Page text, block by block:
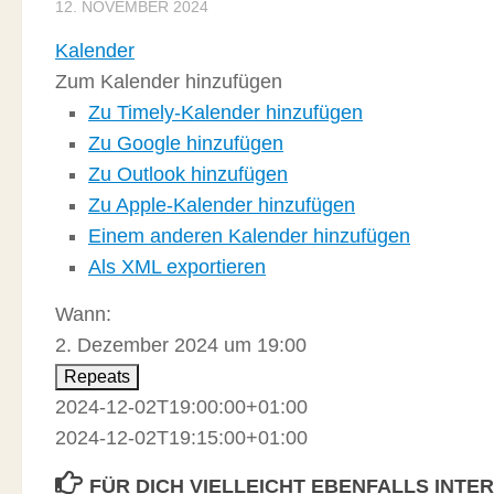
12. NOVEMBER 2024
Kalender
Zum Kalender hinzufügen
Zu Timely-Kalender hinzufügen
Zu Google hinzufügen
Zu Outlook hinzufügen
Zu Apple-Kalender hinzufügen
Einem anderen Kalender hinzufügen
Als XML exportieren
Wann:
2. Dezember 2024 um 19:00
Repeats
2024-12-02T19:00:00+01:00
2024-12-02T19:15:00+01:00
FÜR DICH VIELLEICHT EBENFALLS